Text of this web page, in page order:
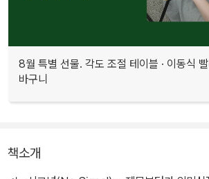
8월 특별 선물. 각도 조절 테이블 · 이동식 빨
바구니
책소개